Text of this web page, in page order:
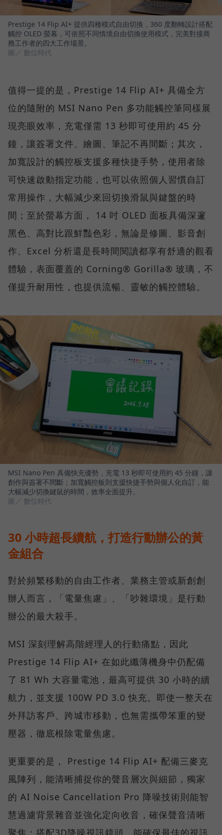
Prestige 14 Flip AI+ 提供四種模式自由切換，360 度翻轉設計搭配
觸控 OLED 螢幕，可依照不同情境自由切換使用模式，完美對接商
務工作者的四大工作場景。
圖／ 數位時代
值得一提的是，Prestige 14 Flip AI+ 具備全方
位的隨附的 MSI Nano Pen 多功能觸控筆同樣展
現亮眼效率，充電僅需 13 秒即可使用約 45 分
鐘，讓簽署文件、繪圖、筆記不再間斷；其次，
加寬設計的觸控板支援多種快捷手勢，使用者除
可快速啟動指定功能，也可以依照個人習慣自訂
常用操作，大幅減少來回切換滑鼠與鍵盤的時
間；至於螢幕方面， 14 吋 OLED 面板具備深邃
黑色、高對比跟鮮豔色彩，無論是修圖、影音創
作、Excel 分析還是長時間閱讀都享有舒適的觀看
體驗，表面覆蓋的 Corning® Gorilla® 玻璃，不
僅提升耐用性，也提供流暢、靈敏的觸控體驗。
MSI Nano Pen 具備快充優勢，充電 13 秒即可使用約 45 分鐘，讓
創作與簽署不間斷；加寬觸控板則支援快捷手勢與個人化自訂，能
大幅減少切換鍵鼠的時間，效率全面提升。
圖／ 數位時代
30 小時超長續航，打造行動辦公的黃
金組合
對於頻繁移動的自由工作者、業務主管或新創創
辦人而言，「電量焦慮」、「吵雜環境」是行動
辦公的最大殺手。
MSI 深刻理解高階經理人的行動痛點，因此
Prestige 14 Flip AI+ 在如此纖薄機身中仍配備
了 81 Wh 大容量電池，最高可提供 30 小時的續
航力，並支援 100W PD 3.0 快充。即使一整天在
外拜訪客戶、跨城市移動，也無需攜帶笨重的變
壓器，徹底根除電量焦慮。
更重要的是， Prestige 14 Flip AI+ 配備三麥克
風陣列，能清晰捕捉你的聲音層次與細節，獨家
的 AI Noise Cancellation Pro 降噪技術則能智
慧過濾背景雜音並強化定向收音，確保聲音清晰
聚焦；搭配3D降噪視訊鏡頭，能確保最佳的視訊